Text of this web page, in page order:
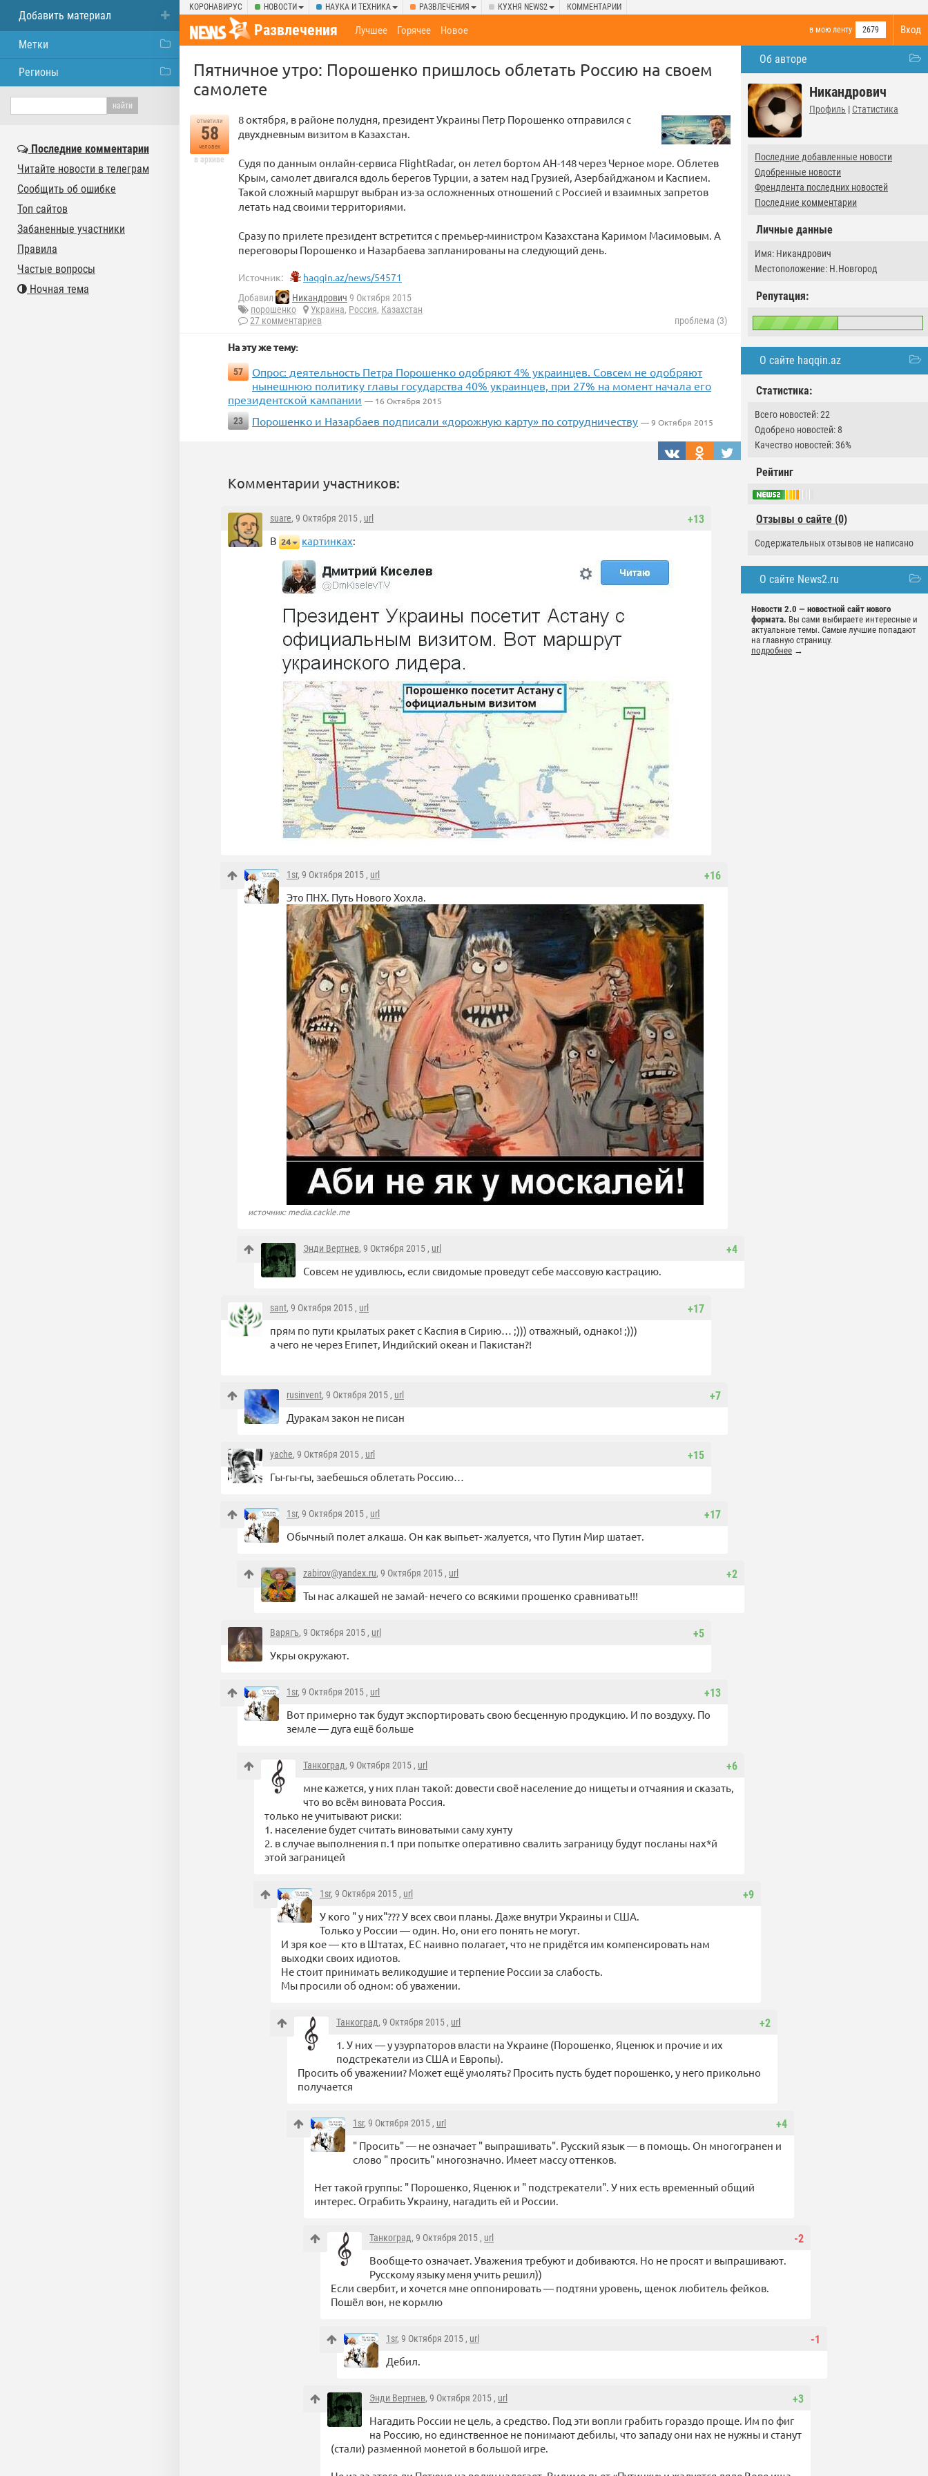
КОРОНАВИРУС НОВОСТИ НАУКА И ТЕХНИКА РАЗВЛЕЧЕНИЯ КУХНЯ NEWS2 КОММЕНТАРИИ
Вход
Развлечения в мою ленту 2679
Лучшее Горячее Новое
Об авторе
Никандрович
Профиль | Статистика
Последние добавленные новости
Одобренные новости
Френдлента последних новостей
Последние комментарии
Личные данные
Имя: Никандрович
Местоположение: Н.Новгород
Репутация:
О сайте haqqin.az
Статистика:
Всего новостей: 22
Одобрено новостей: 8
Качество новостей: 36%
Рейтинг
Отзывы о сайте (0)
Содержательных отзывов не написано
О сайте News2.ru
Новости 2.0 — новостной сайт нового
формата. Вы сами выбираете интересные и
актуальные темы. Самые лучшие попадают
на главную страницу.
подробнее →
Пятничное утро: Порошенко пришлось облетать Россию на своем
самолете
отметили
58
человек
в архиве
8 октября, в районе полудня, президент Украины Петр Порошенко отправился с
двухдневным визитом в Казахстан.
Судя по данным онлайн-сервиса FlightRadar, он летел бортом АН-148 через Черное море. Облетев
Крым, самолет двигался вдоль берегов Турции, а затем над Грузией, Азербайджаном и Каспием.
Такой сложный маршрут выбран из-за осложненных отношений с Россией и взаимных запретов
летать над своими территориями.
Сразу по прилете президент встретится с премьер-министром Казахстана Каримом Масимовым. А
переговоры Порошенко и Назарбаева запланированы на следующий день.
Источник: haqqin.az/news/54571
Добавил Никандрович 9 Октября 2015
порошенко
Украина, Россия, Казахстан
27 комментариев
проблема (3)
На эту же тему:
57
Опрос: деятельность Петра Порошенко одобряют 4% украинцев. Совсем не одобряют
нынешнюю политику главы государства 40% украинцев, при 27% на момент начала его
президентской кампании — 16 Октября 2015
23
Порошенко и Назарбаев подписали «дорожную карту» по сотрудничеству — 9 Октября 2015
Комментарии участников:
+13
suare, 9 Октября 2015 , url
В 24 картинках:
+16
1sr, 9 Октября 2015 , url
Это ПНХ. Путь Нового Хохла.
источник: media.cackle.me
+4
Энди Вертнев, 9 Октября 2015 , url
Совсем не удивлюсь, если свидомые проведут себе массовую кастрацию.
+17
sant, 9 Октября 2015 , url
прям по пути крылатых ракет с Каспия в Сирию… ;))) отважный, однако! ;)))
а чего не через Египет, Индийский океан и Пакистан?!
+7
rusinvent, 9 Октября 2015 , url
Дуракам закон не писан
+15
yache, 9 Октября 2015 , url
Гы-гы-гы, заебешься облетать Россию…
+17
1sr, 9 Октября 2015 , url
Обычный полет алкаша. Он как выпьет- жалуется, что Путин Мир шатает.
+2
zabirov@yandex.ru, 9 Октября 2015 , url
Ты нас алкашей не замай- нечего со всякими прошенко сравнивать!!!
+5
Варягъ, 9 Октября 2015 , url
Укры окружают.
+13
1sr, 9 Октября 2015 , url
Вот примерно так будут экспортировать свою бесценную продукцию. И по воздуху. По
земле — дуга ещё больше
+6
Танкоград, 9 Октября 2015 , url
мне кажется, у них план такой: довести своё население до нищеты и отчаяния и сказать,
что во всём виновата Россия.
только не учитывают риски:
1. население будет считать виноватыми саму хунту
2. в случае выполнения п.1 при попытке оперативно свалить заграницу будут посланы нах*й
этой заграницей
+9
1sr, 9 Октября 2015 , url
У кого " у них"??? У всех свои планы. Даже внутри Украины и США.
Только у России — один. Но, они его понять не могут.
И зря кое — кто в Штатах, ЕС наивно полагает, что не придётся им компенсировать нам
выходки своих идиотов.
Не стоит принимать великодушие и терпение России за слабость.
Мы просили об одном: об уважении.
+2
Танкоград, 9 Октября 2015 , url
1. У них — у узурпаторов власти на Украине (Порошенко, Яценюк и прочие и их
подстрекатели из США и Европы).
Просить об уважении? Может ещё умолять? Просить пусть будет порошенко, у него прикольно
получается
+4
1sr, 9 Октября 2015 , url
" Просить" — не означает " выпрашивать". Русский язык — в помощь. Он многогранен и
слово " просить" многозначно. Имеет массу оттенков.
Нет такой группы: " Порошенко, Яценюк и " подстрекатели". У них есть временный общий
интерес. Ограбить Украину, нагадить ей и России.
-2
Танкоград, 9 Октября 2015 , url
Вообще-то означает. Уважения требуют и добиваются. Но не просят и выпрашивают.
Русскому языку меня учить решил))
Если свербит, и хочется мне оппонировать — подтяни уровень, щенок любитель фейков.
Пошёл вон, не кормлю
-1
1sr, 9 Октября 2015 , url
Дебил.
+3
Энди Вертнев, 9 Октября 2015 , url
Нагадить России не цель, а средство. Под эти вопли грабить гораздо проще. Им по фиг
на Россию, но единственное не понимают дебилы, что западу они нах не нужны и станут
(стали) разменной монетой в большой игре.
Добавить материал
Метки
Регионы
Последние комментарии
Читайте новости в телеграм
Сообщить об ошибке
Топ сайтов
Забаненные участники
Правила
Частые вопросы
Ночная тема